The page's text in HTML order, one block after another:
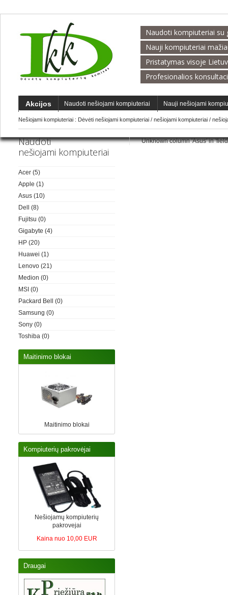
Naudoti kompiuteriai su
Nauji kompiuteriai
Pristatymas visoje
Profesionalios
Akcijos Naudoti nešiojami kompiuteriai Nauji nešiojami
Nešiojami kompiuteriai : Dėvėti nešiojami kompiuteriai / nešiojami kompiuteriai /
Naudoti
nešiojami kompiuteriai
Acer (5)
Apple (1)
Asus (10)
Dell
(8)
Fujitsu (0)
Gigabyte (4)
HP (20)
Huawei (1)
Lenovo (21)
Medion (0)
MSI (0)
Packard Bell
(0)
Samsung (0)
Sony (0)
Toshiba (0)
Maitinimo blokai
Maitinimo blokai
Kompiuterių pakrovėjai
Nešiojamų kompiuterių
pakrovejai
Kaina nuo 10,00 EUR
Draugai
Unknown column 'Asus' in